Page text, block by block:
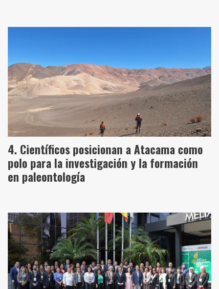
Científicos posicionan a Atacama como
polo para la investigación y la formación
en paleontología